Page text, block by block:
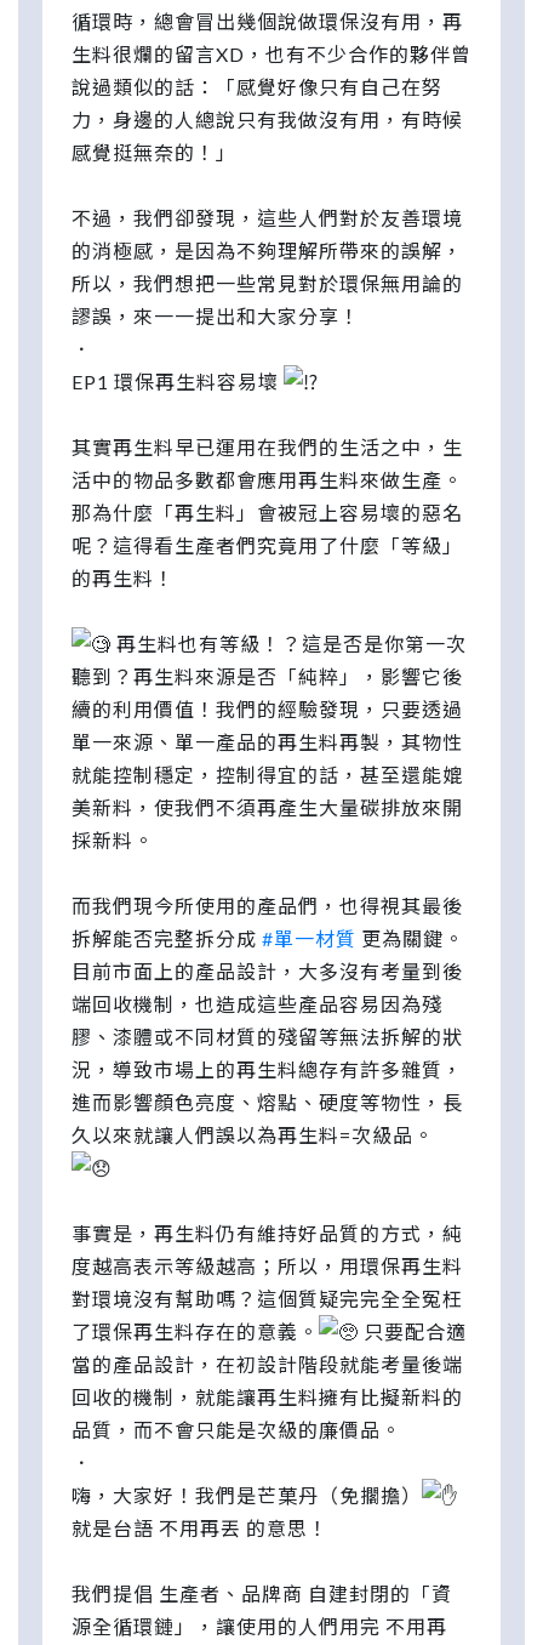
循環時，總會冒出幾個說做環保沒有用，再
生料很爛的留言XD，也有不少合作的夥伴曾
說過類似的話：「感覺好像只有自己在努
力，身邊的人總說只有我做沒有用，有時候
感覺挺無奈的！」
不過，我們卻發現，這些人們對於友善環境
的消極感，是因為不夠理解所帶來的誤解，
所以，我們想把一些常見對於環保無用論的
謬誤，來一一提出和大家分享！
．
EP1 環保再生料容易壞
其實再生料早已運用在我們的生活之中，生
活中的物品多數都會應用再生料來做生產。
那為什麼「再生料」會被冠上容易壞的惡名
呢？這得看生產者們究竟用了什麼「等級」
的再生料！
再生料也有等級！？這是否是你第一次
聽到？再生料來源是否「純粹」，影響它後
續的利用價值！我們的經驗發現，只要透過
單一來源、單一產品的再生料再製，其物性
就能控制穩定，控制得宜的話，甚至還能媲
美新料，使我們不須再產生大量碳排放來開
採新料。
而我們現今所使用的產品們，也得視其最後
拆解能否完整拆分成 #單一材質 更為關鍵。
目前市面上的產品設計，大多沒有考量到後
端回收機制，也造成這些產品容易因為殘
膠、漆體或不同材質的殘留等無法拆解的狀
況，導致市場上的再生料總存有許多雜質，
進而影響顏色亮度、熔點、硬度等物性，長
久以來就讓人們誤以為再生料=次級品。
事實是，再生料仍有維持好品質的方式，純
度越高表示等級越高；所以，用環保再生料
對環境沒有幫助嗎？這個質疑完完全全冤枉
了環保再生料存在的意義。
只要配合適
當的產品設計，在初設計階段就能考量後端
回收的機制，就能讓再生料擁有比擬新料的
品質，而不會只能是次級的廉價品。
．
嗨，大家好！我們是芒菓丹（免擱擔）
就是台語 不用再丟 的意思！
我們提倡 生產者、品牌商 自建封閉的「資
源全循環鏈」，讓使用的人們用完 不用再